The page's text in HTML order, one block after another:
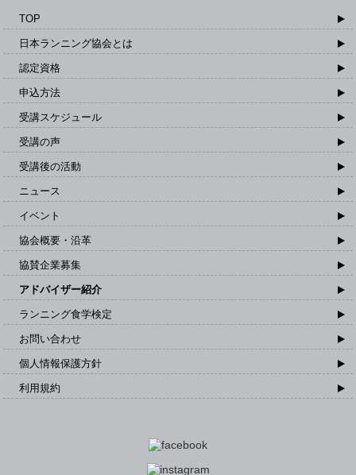
TOP
日本ランニング協会とは
認定資格
申込方法
受講スケジュール
受講の声
受講後の活動
ニュース
イベント
協会概要・沿革
協賛企業募集
アドバイザー紹介
ランニング食学検定
お問い合わせ
個人情報保護方針
利用規約